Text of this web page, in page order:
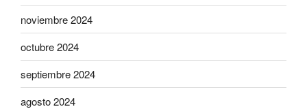
noviembre 2024
octubre 2024
septiembre 2024
agosto 2024